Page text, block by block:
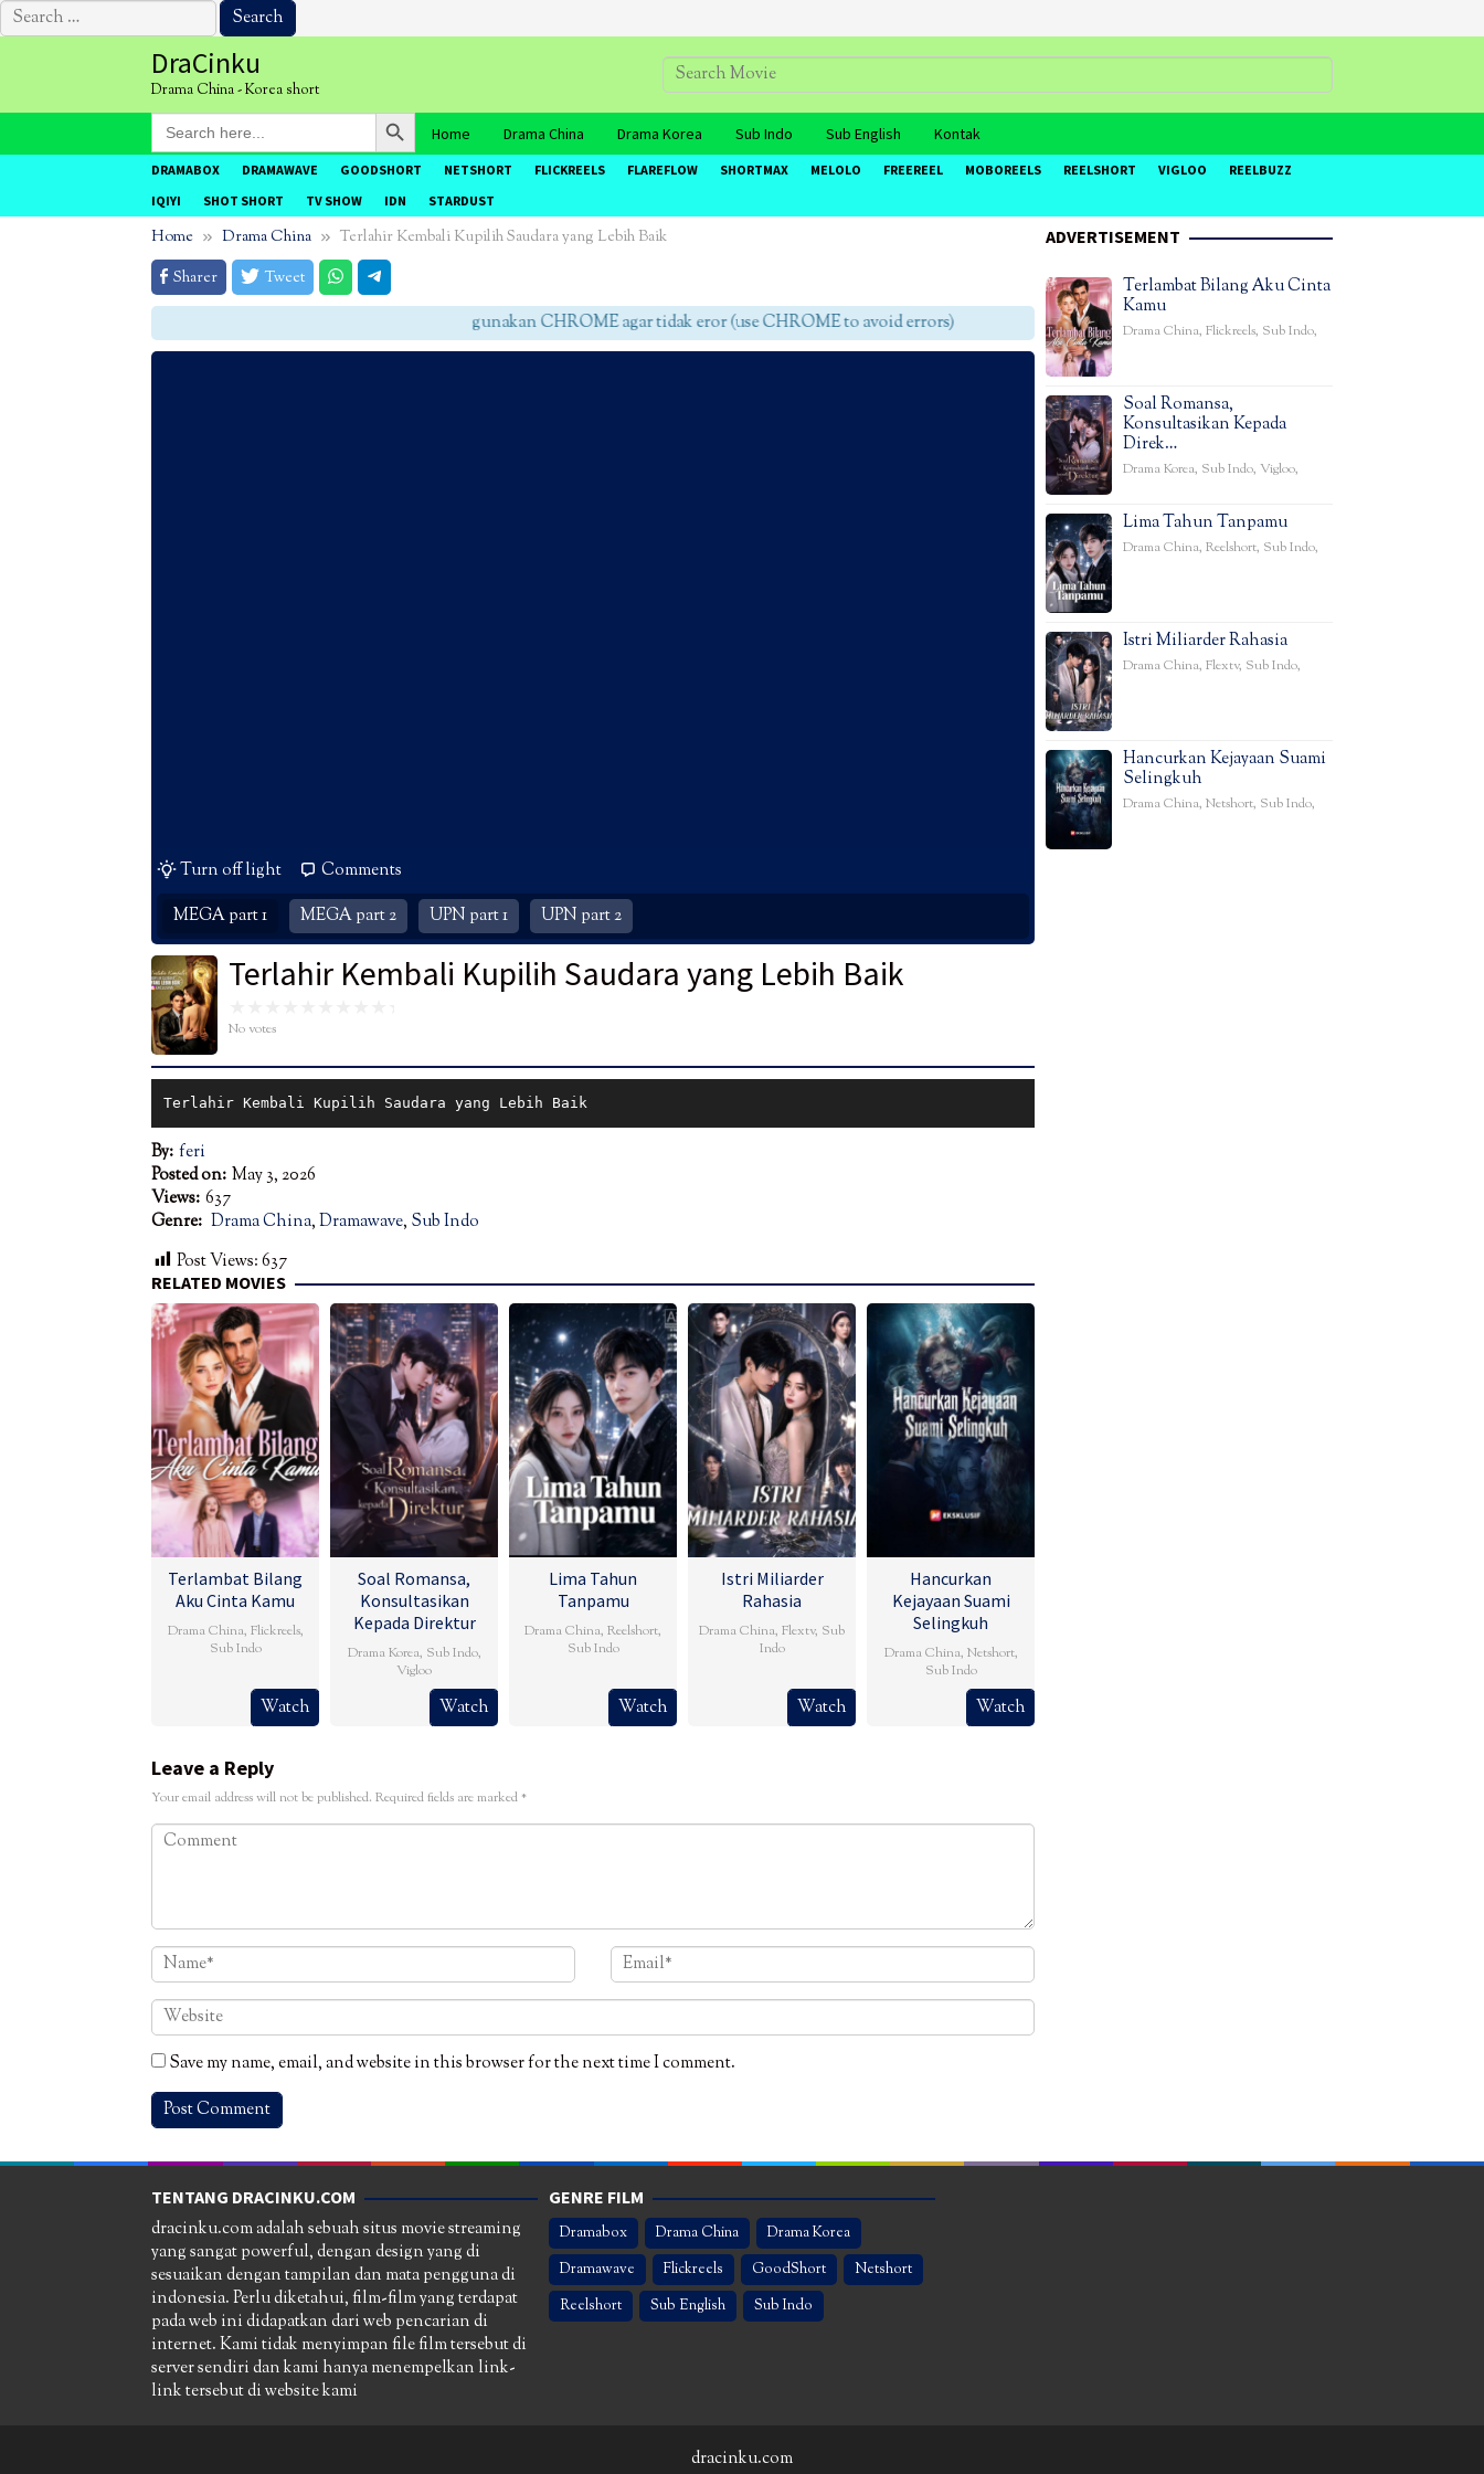
Search
for:
DraCinku
Drama China - Korea short
Search
for:
Search Button
Home Drama China Drama Korea Sub Indo Sub English Kontak
DRAMABOX DRAMAWAVE GOODSHORT NETSHORT FLICKREELS FLAREFLOW SHORTMAX MELOLO FREEREEL MOBOREELS REELSHORT VIGLOO
REELBUZZ
IQIYI
SHOT SHORT TV SHOW IDN STARDUST
Home Drama China
Terlahir Kembali Kupilih Saudara yang Lebih Baik
Sharer
Tweet
gunakan CHROME agar tidak eror (use CHROME to avoid errors)
Turn off light
Comments
MEGA part 1
MEGA part 2 UPN part 1 UPN part 2
Terlahir Kembali Kupilih Saudara yang Lebih Baik
No votes
Terlahir Kembali Kupilih Saudara yang Lebih Baik
By: feri
Posted on: May 3, 2026
Views: 637
Genre: Drama China,Dramawave, Sub Indo
Post Views:637
RELATED MOVIES
Terlambat Bilang
Aku Cinta Kamu
Drama China, Flickreels,
Sub Indo
Watch
Soal Romansa,
Konsultasikan
Kepada Direktur
Drama Korea, Sub Indo,
Vigloo
Watch
Lima Tahun
Tanpamu
Drama China, Reelshort,
Sub Indo
Watch
Istri Miliarder
Rahasia
Drama China, Flextv, Sub
Indo
Watch
Hancurkan
Kejayaan Suami
Selingkuh
Drama China, Netshort,
Sub Indo
Watch
Leave a Reply
Your email address will not be published. Required fields are marked*
Save my name, email, and website in this browser for the next time I comment.
ADVERTISEMENT
Terlambat Bilang Aku Cinta
Kamu
Drama China, Flickreels, Sub Indo,
Soal Romansa,
Konsultasikan Kepada
Direk…
Drama Korea, Sub Indo, Vigloo,
Lima Tahun Tanpamu
Drama China, Reelshort, Sub Indo,
Istri Miliarder Rahasia
Drama China, Flextv, Sub Indo,
Hancurkan Kejayaan Suami
Selingkuh
Drama China, Netshort, Sub Indo,
TENTANG DRACINKU.COM
dracinku.com adalah sebuah situs movie streaming
yang sangat powerful, dengan design yang di
sesuaikan dengan tampilan dan mata pengguna di
indonesia. Perlu diketahui, film-film yang terdapat
pada web ini didapatkan dari web pencarian di
internet. Kami tidak menyimpan file film tersebut di
server sendiri dan kami hanya menempelkan link-
link tersebut di website kami
GENRE FILM
Dramabox Drama China
Drama Korea
Dramawave
Flickreels GoodShort
Netshort
Reelshort
Sub English Sub Indo
dracinku.com